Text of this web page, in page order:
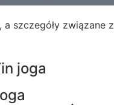
szczegóły związane z
joga